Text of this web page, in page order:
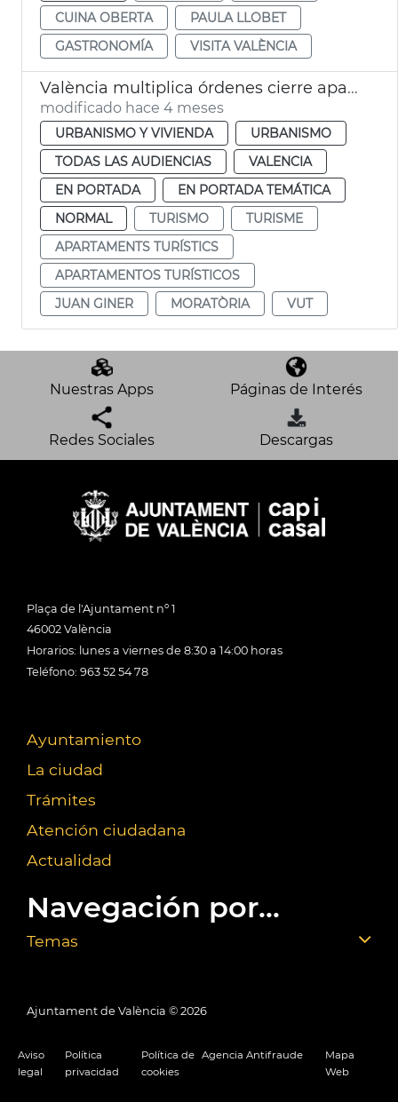
CUINA OBERTA
PAULA LLOBET
GASTRONOMÍA
VISITA VALÈNCIA
València multiplica órdenes cierre apartamentos turísticos irregulares
modificado hace 4 meses
URBANISMO Y VIVIENDA
URBANISMO
TODAS LAS AUDIENCIAS
VALENCIA
EN PORTADA
EN PORTADA TEMÁTICA
NORMAL
TURISMO
TURISME
APARTAMENTS TURÍSTICS
APARTAMENTOS TURÍSTICOS
JUAN GINER
MORATÒRIA VUT
Nuestras Apps Páginas de Interés
Redes Sociales Descargas
Plaça de l'Ajuntament nº 1
46002 València
Horarios: lunes a viernes de 8:30 a 14:00 horas
Teléfono: 963 52 54 78
Ayuntamiento
La ciudad
Trámites
Atención ciudadana
Actualidad
Navegación por...
Temas
Ajuntament de València © 2026
Aviso
legal
Política
privacidad
Política de
cookies
Agencia Antifraude
Mapa
Web